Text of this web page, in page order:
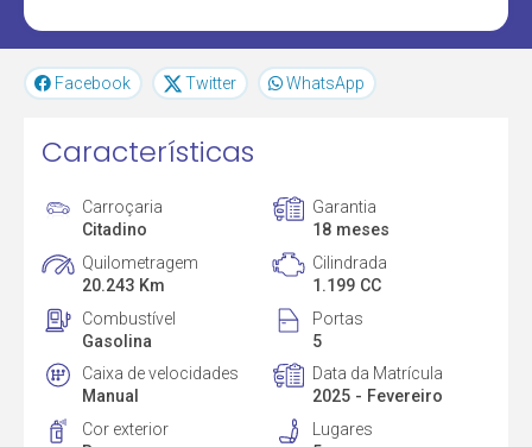
Facebook Twitter WhatsApp
Características
Carroçaria
Citadino
Garantia
18 meses
Quilometragem
20.243 Km
Cilindrada
1.199 CC
Combustível
Gasolina
Portas
5
Caixa de velocidades
Manual
Data da Matrícula
2025 - Fevereiro
Cor exterior
Lugares